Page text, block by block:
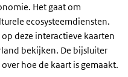
Het gaat om
ecosysteemdiensten.
deze interactieve kaarten
bekijken. De bijsluiter
hoe de kaart is gemaakt.